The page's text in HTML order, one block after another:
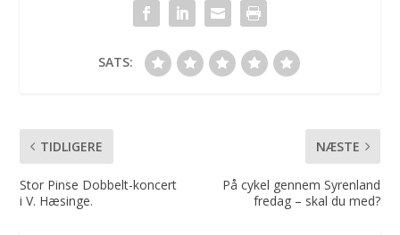
SATS:
TIDLIGERE
Stor Pinse Dobbelt-koncert
i V. Hæsinge.
NÆSTE
På cykel gennem Syrenland
fredag – skal du med?